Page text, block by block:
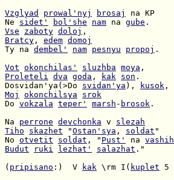
Vzglyad
prowal'nyj brosaj
Ne sidet' bol'she nam na gube
Vse
zaboty doloj
Bratcy , edem domoj
Ty na dembel' nam pesnyu propoj .
Vot okonchilas' sluzhba moya
Proleteli dva goda , kak son
Dosvidan'ya(>Do svidan'ya ), kusok
Moj
okonchilsya
srok
Do vokzala teper' marsh - brosok .
Na perrone devchonka v slezah
Tiho
skazhet "Ostan'sya , soldat
No otvetit soldat , " Pust' na vashih
Budut
ruki lezhat' salazhat ."
( pripisano :)  V kak \rm I( kuplet 5